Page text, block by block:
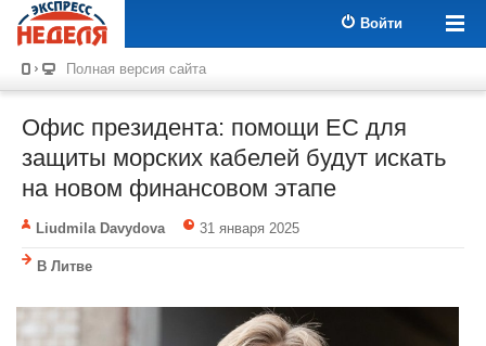
Войти
Полная версия сайта
Офис президента: помощи ЕС для
защиты морских кабелей будут искать
на новом финансовом этапе
Liudmila Davydova 31 января 2025
В Литве